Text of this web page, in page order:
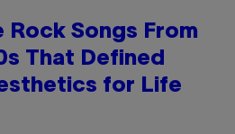
Rock Songs From
That Defined
for Life